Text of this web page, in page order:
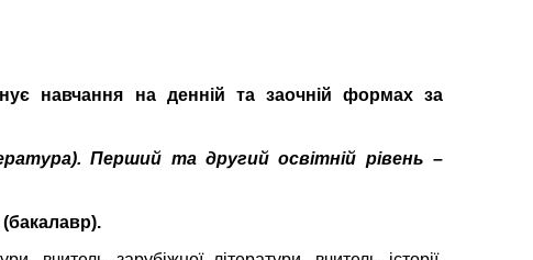
навчання на денній та заочній формах за
Перший та другий освітній рівень –
(бакалавр).